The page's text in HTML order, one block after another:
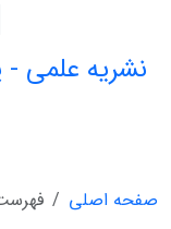
نشریه علمی -
صفحه اصلی